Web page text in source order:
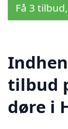
Få 3
tilbud
døre i